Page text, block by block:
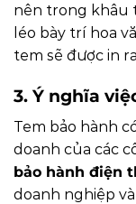
nên trong khâu
léo bày trí hoa
tem sẽ được in
3. Ý nghĩa
Tem bảo hành
doanh của các
bảo hành điện
doanh nghiệp